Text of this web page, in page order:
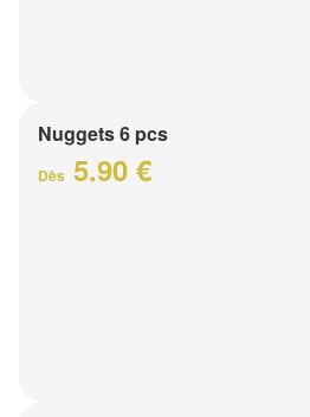
Nuggets 6 pcs
Dès 5.90 €